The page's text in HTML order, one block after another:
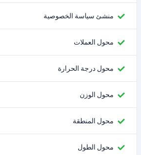
منشئ سياسة الخصوصية
محول العملات
محول درجة الحرارة
محول الوزن
محول المنطقة
محول الطول